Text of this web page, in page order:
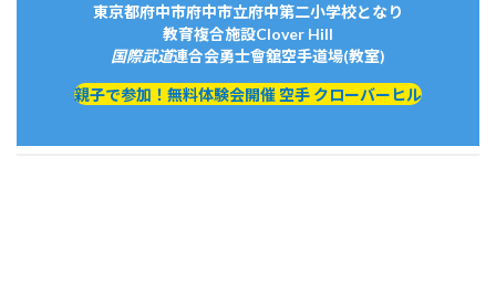
東京都府中市府中市立府中第二小学校となり
教育複合施設Clover Hill
国際武道連合会勇士會舘空手道場(教室)
親子で参加！無料体験会開催 空手 クローバーヒル